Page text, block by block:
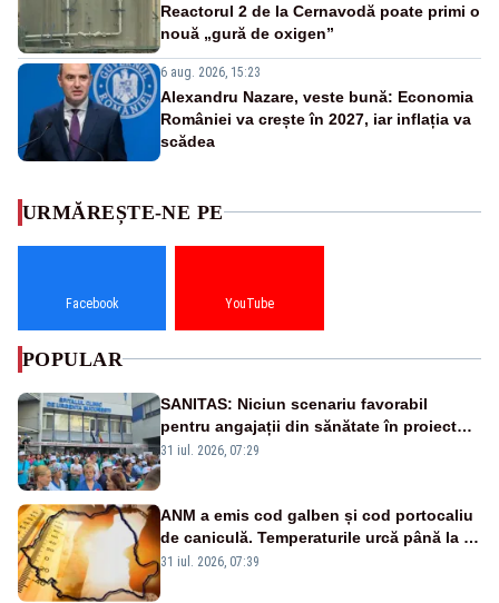
Reactorul 2 de la Cernavodă poate primi o
nouă „gură de oxigen”
6 aug. 2026, 15:23
Alexandru Nazare, veste bună: Economia
României va crește în 2027, iar inflația va
scădea
URMĂREȘTE-NE PE
Facebook YouTube
POPULAR
SANITAS: Niciun scenariu favorabil
pentru angajații din sănătate în proiectul
Legii salarizării
31 iul. 2026, 07:29
ANM a emis cod galben și cod portocaliu
de caniculă. Temperaturile urcă până la 38
de grade, iar nopțile devin tropicale
31 iul. 2026, 07:39